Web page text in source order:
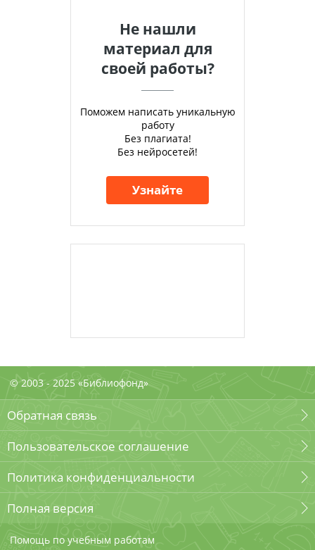
Не нашли
материал для
своей работы?
Поможем написать уникальную
работу
Без плагиата!
Без нейросетей!
Узнайте
© 2003 - 2025 «Библиофонд»
Обратная связь
Пользовательское соглашение
Политика конфиденциальности
Полная версия
Помощь по учебным работам